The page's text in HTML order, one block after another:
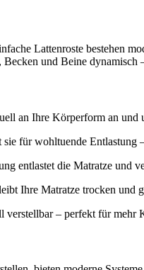
Lattenroste bestehen
und Beine
an Ihre Körperform an und
für wohltuende Entlastung
entlastet die Matratze und
Ihre Matratze trocken und
– perfekt für